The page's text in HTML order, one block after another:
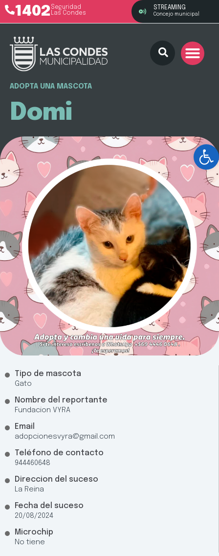
1402 Seguridad
Las Condes
STREAMING
Concejo municipal
ADOPTA UNA MASCOTA
Domi
Tipo de mascota
Gato
Nombre del reportante
Fundacion VYRA
Email
adopcionesvyra@gmail.com
Teléfono de contacto
944460648
Direccion del suceso
La Reina
Fecha del suceso
20/08/2024
Microchip
No tiene